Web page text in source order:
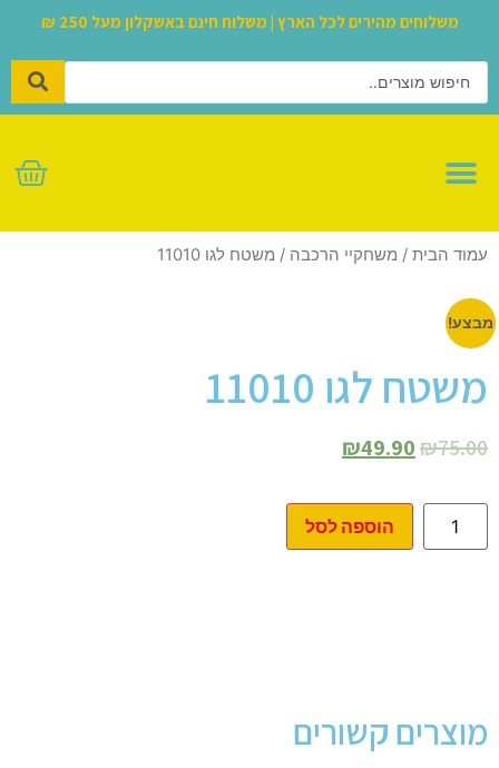
משלוחים מהירים לכל הארץ | משלוח חינם באשקלון מעל 250 ₪
עמוד הבית / משחקיי הרכבה / משטח לגו 11010
מבצע!
משטח לגו 11010
₪75.00
₪49.90
הוספה לסל
מוצרים קשורים